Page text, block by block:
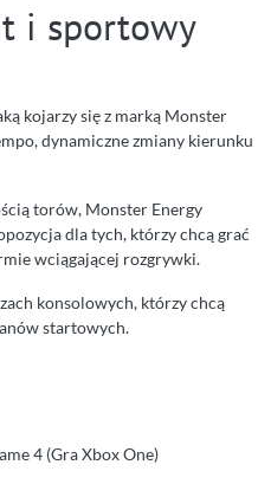
i sportowy
kojarzy się z marką Monster
dynamiczne zmiany kierunku
torów, Monster Energy
dla tych, którzy chcą grać
wciągającej rozgrywki.
konsolowych, którzy chcą
startowych.
4 (Gra Xbox One)